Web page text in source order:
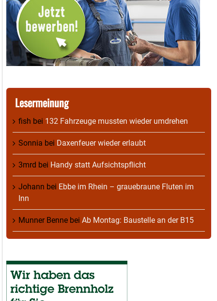
Lesermeinung
fish bei 132 Fahrzeuge mussten wieder umdrehen
Sonnia bei Daxenfeuer wieder erlaubt
3mrd bei Handy statt Aufsichtspflicht
Johann bei Ebbe im Rhein – grauebraune Fluten im
Inn
Munner Benne bei Ab Montag: Baustelle an der B15